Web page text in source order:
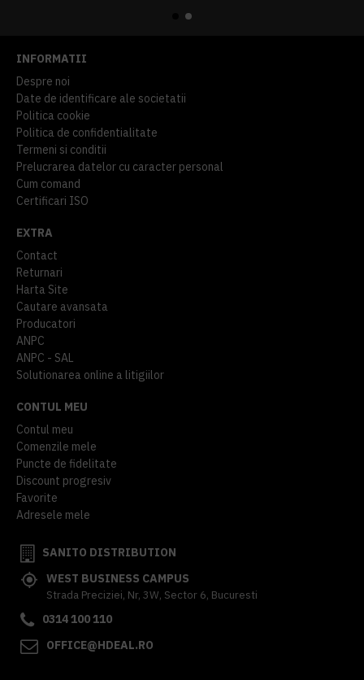
INFORMATII
Despre noi
Date de identificare ale societatii
Politica cookie
Politica de confidentialitate
Termeni si conditii
Prelucrarea datelor cu caracter personal
Cum comand
Certificari ISO
EXTRA
Contact
Returnari
Harta Site
Cautare avansata
Producatori
ANPC
ANPC - SAL
Solutionarea online a litigiilor
CONTUL MEU
Contul meu
Comenzile mele
Puncte de fidelitate
Discount progresiv
Favorite
Adresele mele
SANITO DISTRIBUTION
WEST BUSINESS CAMPUS
Strada Preciziei, Nr, 3W, Sector 6, Bucuresti
0314 100 110
OFFICE@HDEAL.RO